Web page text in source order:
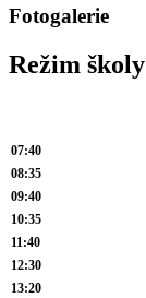
Fotogalerie
Režim školy
07:40
08:35
09:40
10:35
11:40
12:30
13:20